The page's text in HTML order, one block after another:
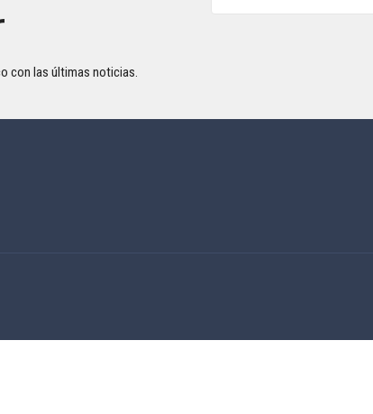
con las últimas noticias.